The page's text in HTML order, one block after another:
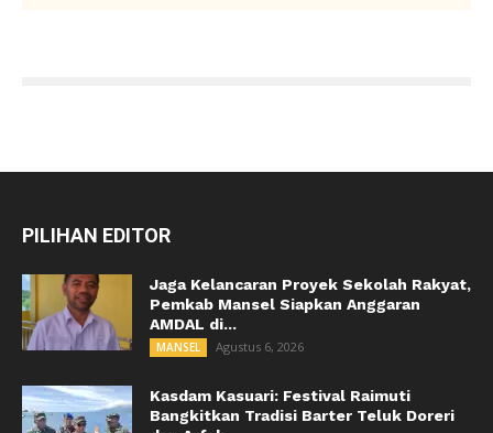
PILIHAN EDITOR
Jaga Kelancaran Proyek Sekolah Rakyat,
Pemkab Mansel Siapkan Anggaran
AMDAL di...
MANSEL Agustus 6, 2026
Kasdam Kasuari: Festival Raimuti
Bangkitkan Tradisi Barter Teluk Doreri